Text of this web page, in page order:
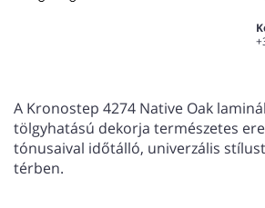
A Kronostep 4274 Native Oak
tölgyhatású dekorja természetes
tónusaival időtálló, univerzális
térben.